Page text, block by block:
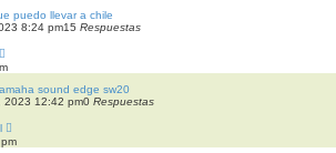
puedo llevar a chile
8:24 pm15 Respuestas
sound edge sw20
2023 12:42 pm0 Respuestas